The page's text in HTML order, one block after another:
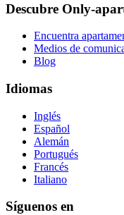
Descubre Only-
Encuentra
Medios de
Blog
Idiomas
Inglés
Español
Alemán
Portugués
Francés
Italiano
Síguenos en